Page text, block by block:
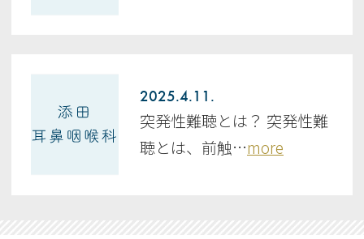
2025.4.11.
突発性難聴とは？ 突発性難
聴とは、前触…more